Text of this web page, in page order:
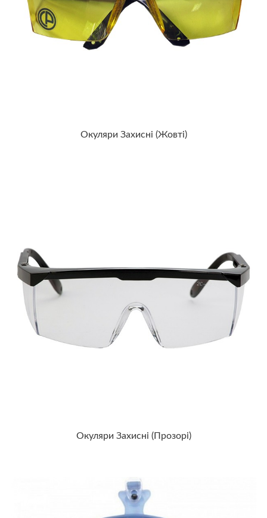
Окуляри Захисні (жовті)
Окуляри Захисні (прозорі)